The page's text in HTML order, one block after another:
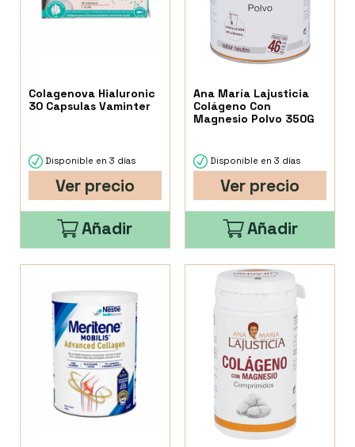
Colagenova Hialuronic
30 Capsulas Vaminter
Disponible en 3 días
Ver precio
Añadir
Ana María Lajusticia
Colágeno Con
Magnesio Polvo 350G
Disponible en 3 días
Ver precio
Añadir